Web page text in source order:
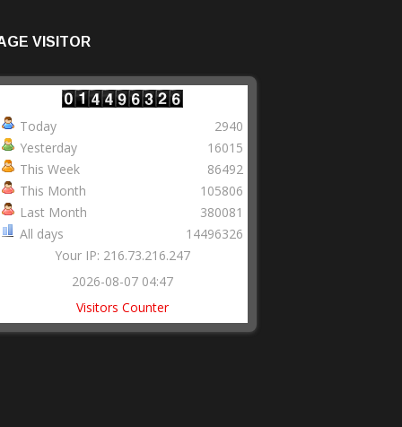
VISITOR
Today
Yesterday
This Week
This Month
Last Month
All days
2940
16015
86492
105806
380081
14496326
Your IP: 216.73.216.247
2026-08-07 04:47
Visitors Counter